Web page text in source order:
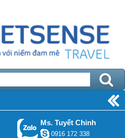
Ms. Tuyết Chinh
0916 172 338